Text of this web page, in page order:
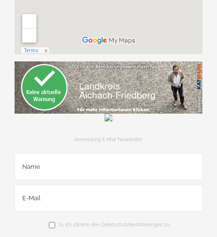
Anmeldung E-Mail Newsletter
Ja, ich stimme den Datenschutzbestimmungen zu.